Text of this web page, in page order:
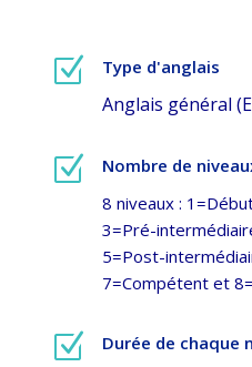
Z Type d'anglais
Anglais général
Z
Nombre de
8 niveaux :
3=Pré-
5=Post-
7=Compétent et
Z Durée de chaque